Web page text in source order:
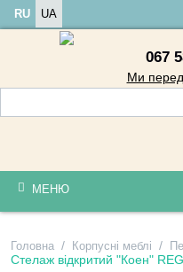
RU UA
067
Ми
МЕНЮ
Головна / Корпусні меблі /
Стелаж відкритий "Коен"